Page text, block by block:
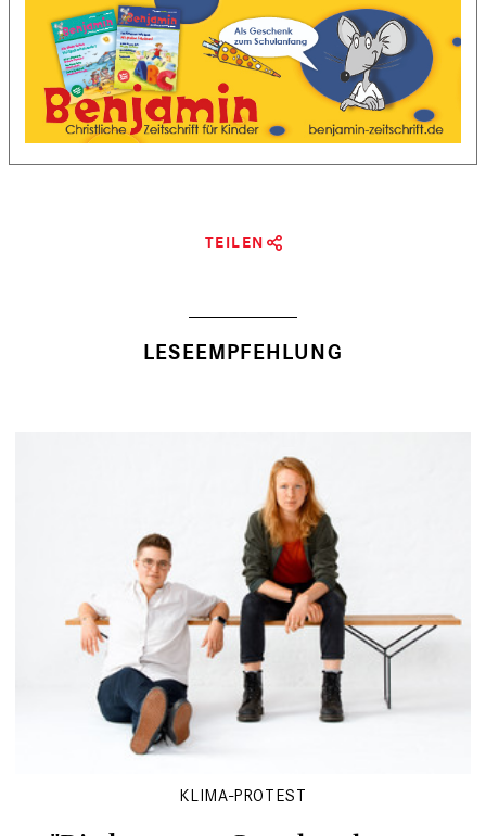
TEILEN
LESEEMPFEHLUNG
KLIMA-PROTEST